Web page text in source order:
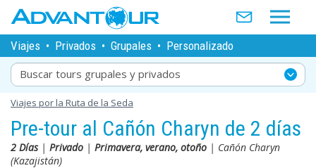
Viajes • Privados • Grupales • Personalizado
Buscar tours grupales y privados
Viajes por la Ruta de la Seda
Pre-tour al Cañón Charyn de 2 días
2 Días| Privado | Primavera, verano, otoño | Cañón Charyn
(Kazajistán)